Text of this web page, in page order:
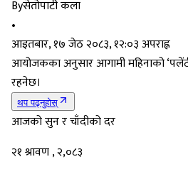
Byसेतोपाटी कला
•
आइतबार, १७ जेठ २०८३, १२:०३ अपराह्न
आयोजकका अनुसार आगामी महिनाको
रहनेछ।
थप पढ्नुहोस्
आजको सुन र चाँदीको दर
२१ श्रावण , २,०८३